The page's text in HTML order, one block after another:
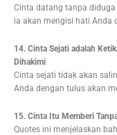
Cinta datang tanpa
ia akan mengisi hati Anda
14. Cinta Sejati adalah
Dihakimi
Cinta sejati tidak akan
Anda dengan tulus akan
15. Cinta Itu Memberi
Quotes ini menjelaskan